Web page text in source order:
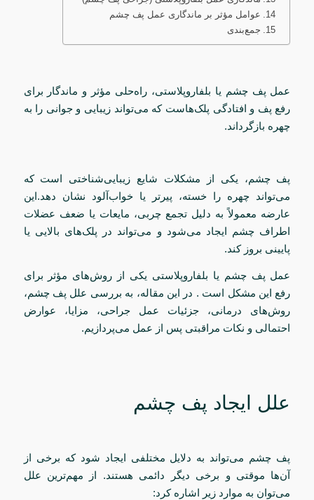
عوامل مؤثر بر ماندگاری عمل پف چشم
جمع‌بندی
عمل پف چشم یا بلفاروپلاستی، راه‌حلی مؤثر و ماندگار برای
رفع پف و افتادگی پلک‌هاست که می‌تواند زیبایی و جوانی را به
چهره بازگرداند.
پف چشم، یکی از مشکلات شایع زیبایی‌شناختی است که
می‌تواند چهره را خسته، پیرتر یا خواب‌آلود نشان دهد.این
عارضه معمولاً به دلیل تجمع چربی، مایعات یا ضعف عضلات
اطراف چشم ایجاد می‌شود و می‌تواند در پلک‌های بالایی یا
پایینی بروز کند.
عمل پف چشم یا بلفاروپلاستی یکی از روش‌های مؤثر برای
رفع این مشکل است . در این مقاله، به بررسی علل پف چشم،
روش‌های درمانی، جزئیات عمل جراحی، مزایا، عوارض
احتمالی و نکات مراقبتی پس از عمل می‌پردازیم.
علل ایجاد پف چشم
پف چشم می‌تواند به دلایل مختلفی ایجاد شود که برخی از
آن‌ها موقتی و برخی دیگر دائمی هستند. از مهم‌ترین علل
می‌توان به موارد زیر اشاره کرد: